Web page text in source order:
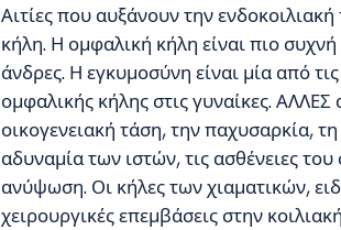
Αιτίες που αυξάνουν την
κήλη. Η ομφαλική κήλη είναι πιο
άνδρες. Η εγκυμοσύνη είναι μία από
ομφαλικής κήλης στις γυναίκες. ΑΛΛΕΣ
οικογενειακή τάση, την παχυσαρκία,
αδυναμία των ιστών, τις ασθένειες
ανύψωση. Οι κήλες των χιαματικών,
χειρουργικές επεμβάσεις στην